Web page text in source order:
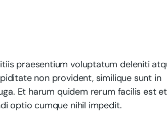
praesentium voluptatum deleniti
non provident, similique sunt in
Et harum quidem rerum facilis est et
optio cumque nihil impedit.